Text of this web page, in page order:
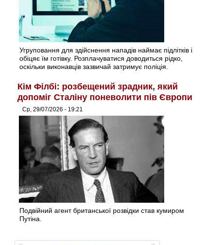
Угруповання для здійснення нападів наймає підлітків і
обіцяє їм готівку. Розплачуватися доводиться рідко,
оскільки виконавців зазвичай затримує поліція.
Кім Філбі: розбещений зрадник, який
допоміг Сталіну поневолити пів Європи
Ср, 29/07/2026 - 19:21
Подвійний агент британської розвідки став кумиром
Путіна.